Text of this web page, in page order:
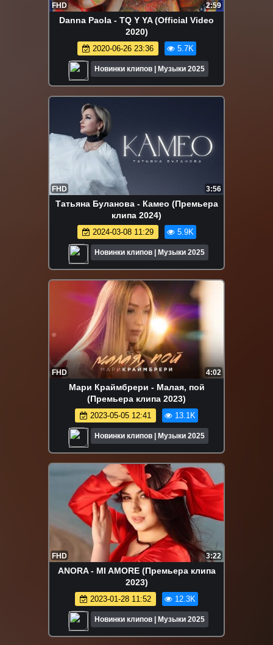
FHD 2:59
Danna Paola - TQ Y YA (Official Video
2020)
2020-06-26 23:36 5.7K
Новинки клипов | Музыки 2025
FHD 3:56
Татьяна Буланова - Камео (Премьера
клипа 2024)
2024-03-08 11:29 5.9K
Новинки клипов | Музыки 2025
FHD 4:02
Мари Краймбрери - Малая, пой
(Премьера клипа 2023)
2023-05-05 12:41 13.1K
Новинки клипов | Музыки 2025
FHD 3:22
ANORA - MI AMORE (Премьера клипа
2023)
2023-01-28 11:52 12.3K
Новинки клипов | Музыки 2025